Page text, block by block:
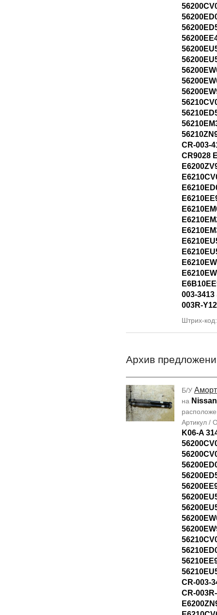
CR-003-
CR9028
003-3413
003R-Y12
Штрих-
Архив
Б/У
на
Артикул /
K06-A
CR-003-
CR-